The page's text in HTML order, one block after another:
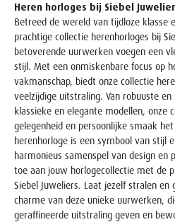
Heren horloges bij Siebel
Betreed de wereld van tijdloze klasse
prachtige collectie herenhorloges bij
betoverende uurwerken voegen een
stijl. Met een onmiskenbare focus op
vakmanschap, biedt onze collectie
veelzijdige uitstraling. Van robuuste
klassieke en elegante modellen, onze
gelegenheid en persoonlijke smaak
herenhorloge is een symbool van stijl
harmonieus samenspel van design en
toe aan jouw horlogecollectie met de
Siebel Juweliers. Laat jezelf stralen en
charme van deze unieke uurwerken,
geraffineerde uitstraling geven en